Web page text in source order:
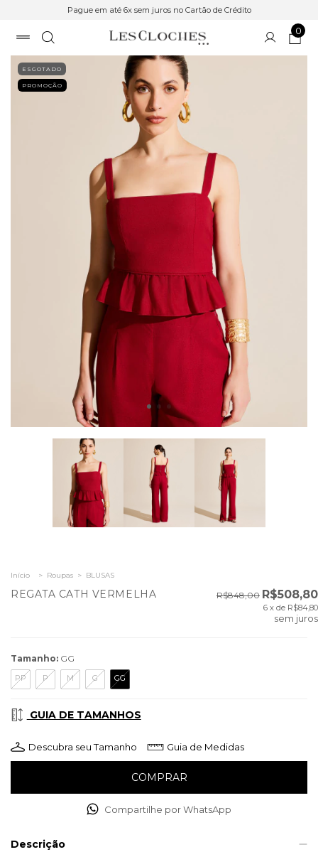
Pague em até 6x sem juros no Cartão de Crédito
0
ESGOTADO
PROMOÇÃO
Início > Roupas > BLUSAS
REGATA CATH VERMELHA R$848,00 R$508,80
6 x de R$84,80
sem juros
Tamanho: GG
PP P M G GG
GUIA DE TAMANHOS
Descubra seu Tamanho Guia de Medidas
Compartilhe por WhatsApp
Descrição